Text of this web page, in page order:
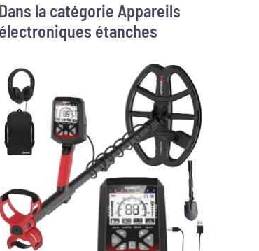
Dans la catégorie Appareils
électroniques étanches